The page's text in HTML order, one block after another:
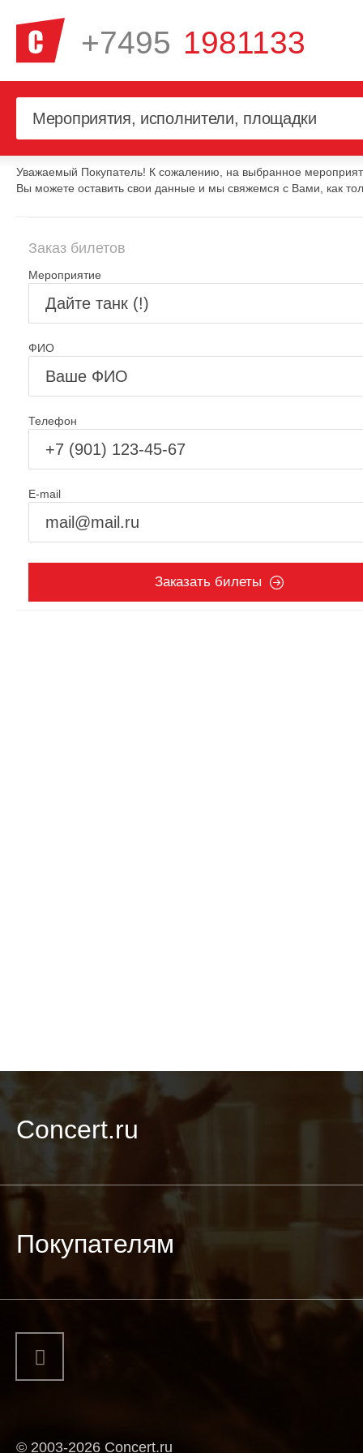
+7495 1981133
Уважаемый Покупатель! К сожалению, на выбранное
Вы можете оставить свои данные и мы свяжемся с Вами, как
Заказ билетов
Мероприятие
ФИО
Телефон
E-mail
Заказать билеты
Concert.ru
Покупателям
© 2003-2026 Concert.ru